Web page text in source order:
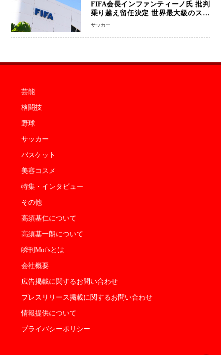
FIFA会長インファンティーノ氏 批判
乗り越え留任決定 世界最大級のスポ
ーツ組織を支える「権威」は揺るがず
サッカー
芸能
格闘技
野球
サッカー
バスケット
美容コスメ
特集・インタビュー
その他
高須基仁について
高須基一朗について
瞬刊Mot'sとは
会社概要
広告掲載に関するお問い合わせ
プレスリリース掲載に関するお問い合わせ
情報提供について
プライバシーポリシー